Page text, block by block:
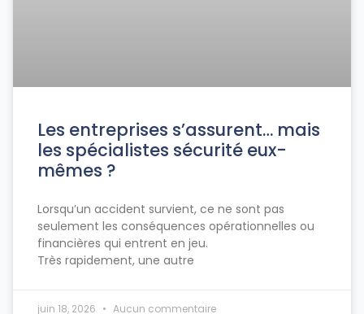
Les entreprises s’assurent… mais
les spécialistes sécurité eux-
mêmes ?
Lorsqu’un accident survient, ce ne sont pas
seulement les conséquences opérationnelles ou
financières qui entrent en jeu.
Très rapidement, une autre
juin 18, 2026 Aucun commentaire